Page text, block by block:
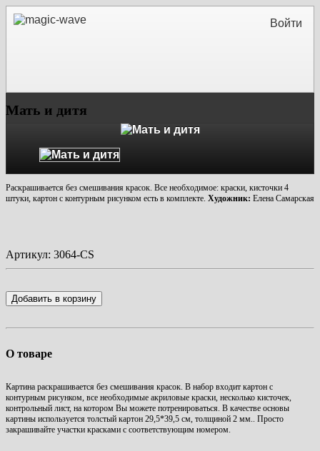
Войти
Мать и дитя
Раскрашивается без смешивания красок. Все необходимое: краски, кисточки 4
штуки, картон с контурным рисунком есть в комплекте. Художник: Елена Самарская
Артикул: 3064-CS
Добавить в корзину
О товаре
Картина раскрашивается без смешивания красок. В набор входит картон с
контурным рисунком, все необходимые акриловые краски, несколько кисточек,
контрольный лист, на котором Вы можете потренироваться. В качестве основы
картины используется толстый картон 29,5*39,5 см, толщиной 2 мм.. Просто
закрашивайте участки красками с соответствующим номером.